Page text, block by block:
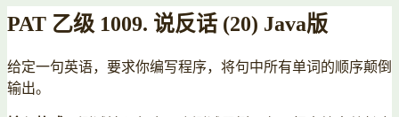
PAT 乙级 1009. 说反话 (20) Java版
给定一句英语，要求你编写程序，将句中所有单词的顺序颠倒
输出。